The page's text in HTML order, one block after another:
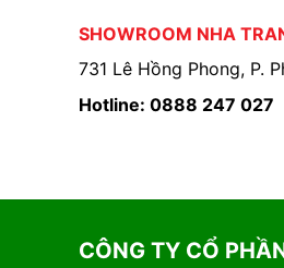
SHOWROOM NHA
731 Lê Hồng Phong, P.
Hotline: 0888 247 027
CÔNG TY CỔ